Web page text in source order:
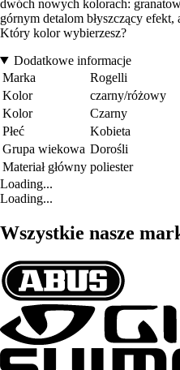
dwóch nowych kolorach:
górnym detalom błyszczący
Który kolor wybierzesz?
Dodatkowe informacje
Marka
Rogelli
Kolor
czarny/różowy
Kolor
Czarny
Płeć
Kobieta
Grupa wiekowa Dorośli
Materiał główny poliester
Loading...
Loading...
Wszystkie nasze